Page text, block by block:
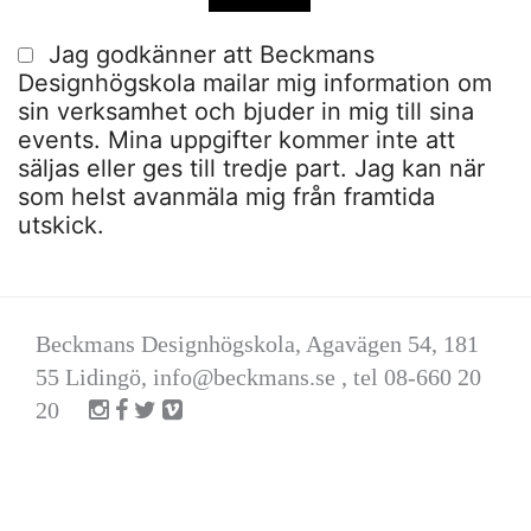
Jag godkänner att Beckmans
Designhögskola mailar mig information om
sin verksamhet och bjuder in mig till sina
events. Mina uppgifter kommer inte att
säljas eller ges till tredje part. Jag kan när
som helst avanmäla mig från framtida
utskick.
Beckmans Designhögskola, Agavägen 54, 181
55 Lidingö, info@beckmans.se , tel 08-660 20
20